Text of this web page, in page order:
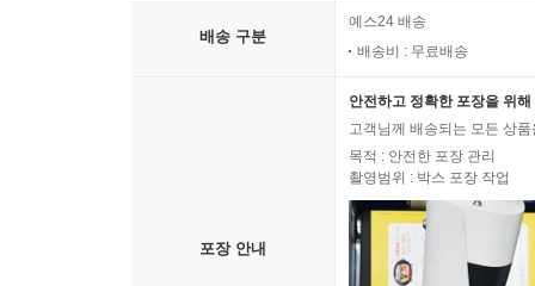
배송 구분
예스24 배송
배송비 : 무료배송
포장 안내
안전하고 정확한 포장을 위
고객님께 배송되는 모든 상
목적 : 안전한 포장 관리
촬영범위 : 박스 포장 작업